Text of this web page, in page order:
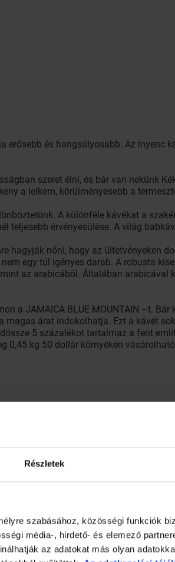
Részletek
szabásához, közösségi funkciók
média-, hirdető- és elemező
az adatokat más olyan
erősebb és hangsúlyosabb. Az ínyenc
szeret élni, és bár van nekünk
a lelkem, körülményesebb a
A különféle kávékat a
teljesebb érvényesülése. A világ
hagyják nőni, hogy az ültetvényeken
egy túl igényes darab. A robusta
az arabicából. Általában arabicával
a JAMAICA BLUE MOUNTAIN –t. Bár
magas árat indokolhatja. Ezt a kávét
5 százalékot tartalmaz a fent
0,45 kg 50 dollár környékén
kevéssé szimpatikus a Kopi Luwak
csemegéje a babkávé.
az ízét. A kávéból nagyon